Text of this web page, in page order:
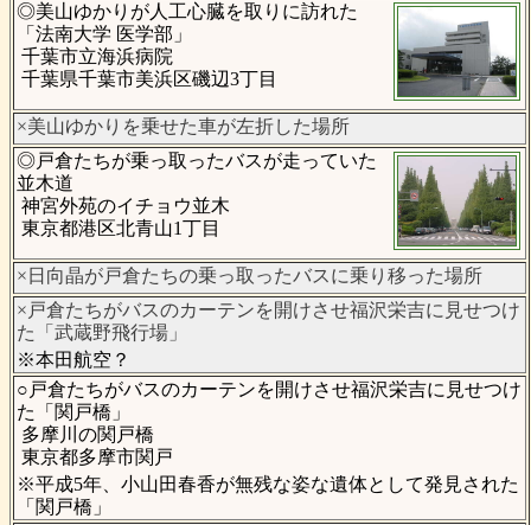
◎美山ゆかりが人工心臓を取りに訪れた
「法南大学 医学部」
千葉市立海浜病院
千葉県千葉市美浜区磯辺3丁目
×美山ゆかりを乗せた車が左折した場所
◎戸倉たちが乗っ取ったバスが走っていた
並木道
神宮外苑のイチョウ並木
東京都港区北青山1丁目
×日向晶が戸倉たちの乗っ取ったバスに乗り移った場所
×戸倉たちがバスのカーテンを開けさせ福沢栄吉に見せつけ
た「武蔵野飛行場」
※本田航空？
○戸倉たちがバスのカーテンを開けさせ福沢栄吉に見せつけ
た「関戸橋」
多摩川の関戸橋
東京都多摩市関戸
※平成5年、小山田春香が無残な姿な遺体として発見された
「関戸橋」